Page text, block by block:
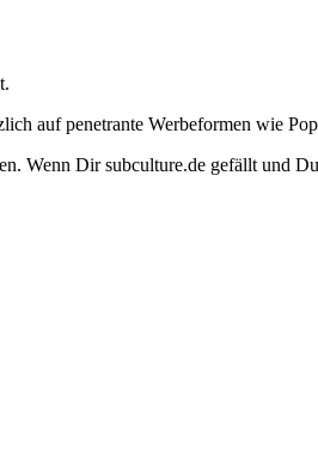
auf penetrante Werbeformen wie
Wenn Dir subculture.de gefällt und